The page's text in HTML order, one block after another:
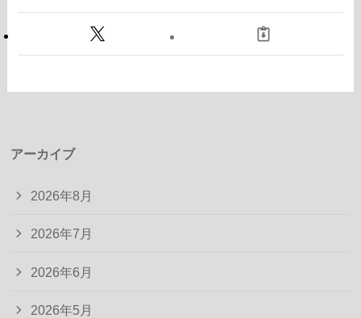
アーカイブ
2026年8月
2026年7月
2026年6月
2026年5月